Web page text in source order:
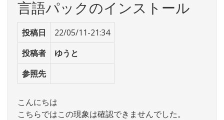
言語パックのインストール
投稿日
22/05/11-21:34
投稿者
ゆうと
参照先
こんにちは
こちらではこの現象は確認できませんでした。